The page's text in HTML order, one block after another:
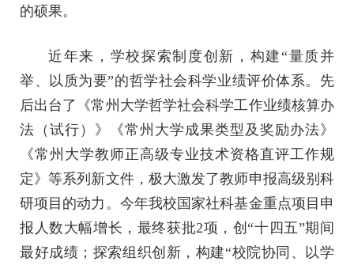
的硕果。
近年来，学校探索制度创新，构建“量质并
举、以质为要”的哲学社会科学业绩评价体系。先
后出台了《常州大学哲学社会科学工作业绩核算办
法（试行）》《常州大学成果类型及奖励办法》
《常州大学教师正高级专业技术资格直评工作规
定》等系列新文件，极大激发了教师申报高级别科
研项目的动力。今年我校国家社科基金重点项目申
报人数大幅增长，最终获批2项，创“十四五”期间
最好成绩；探索组织创新，构建“校院协同、以学